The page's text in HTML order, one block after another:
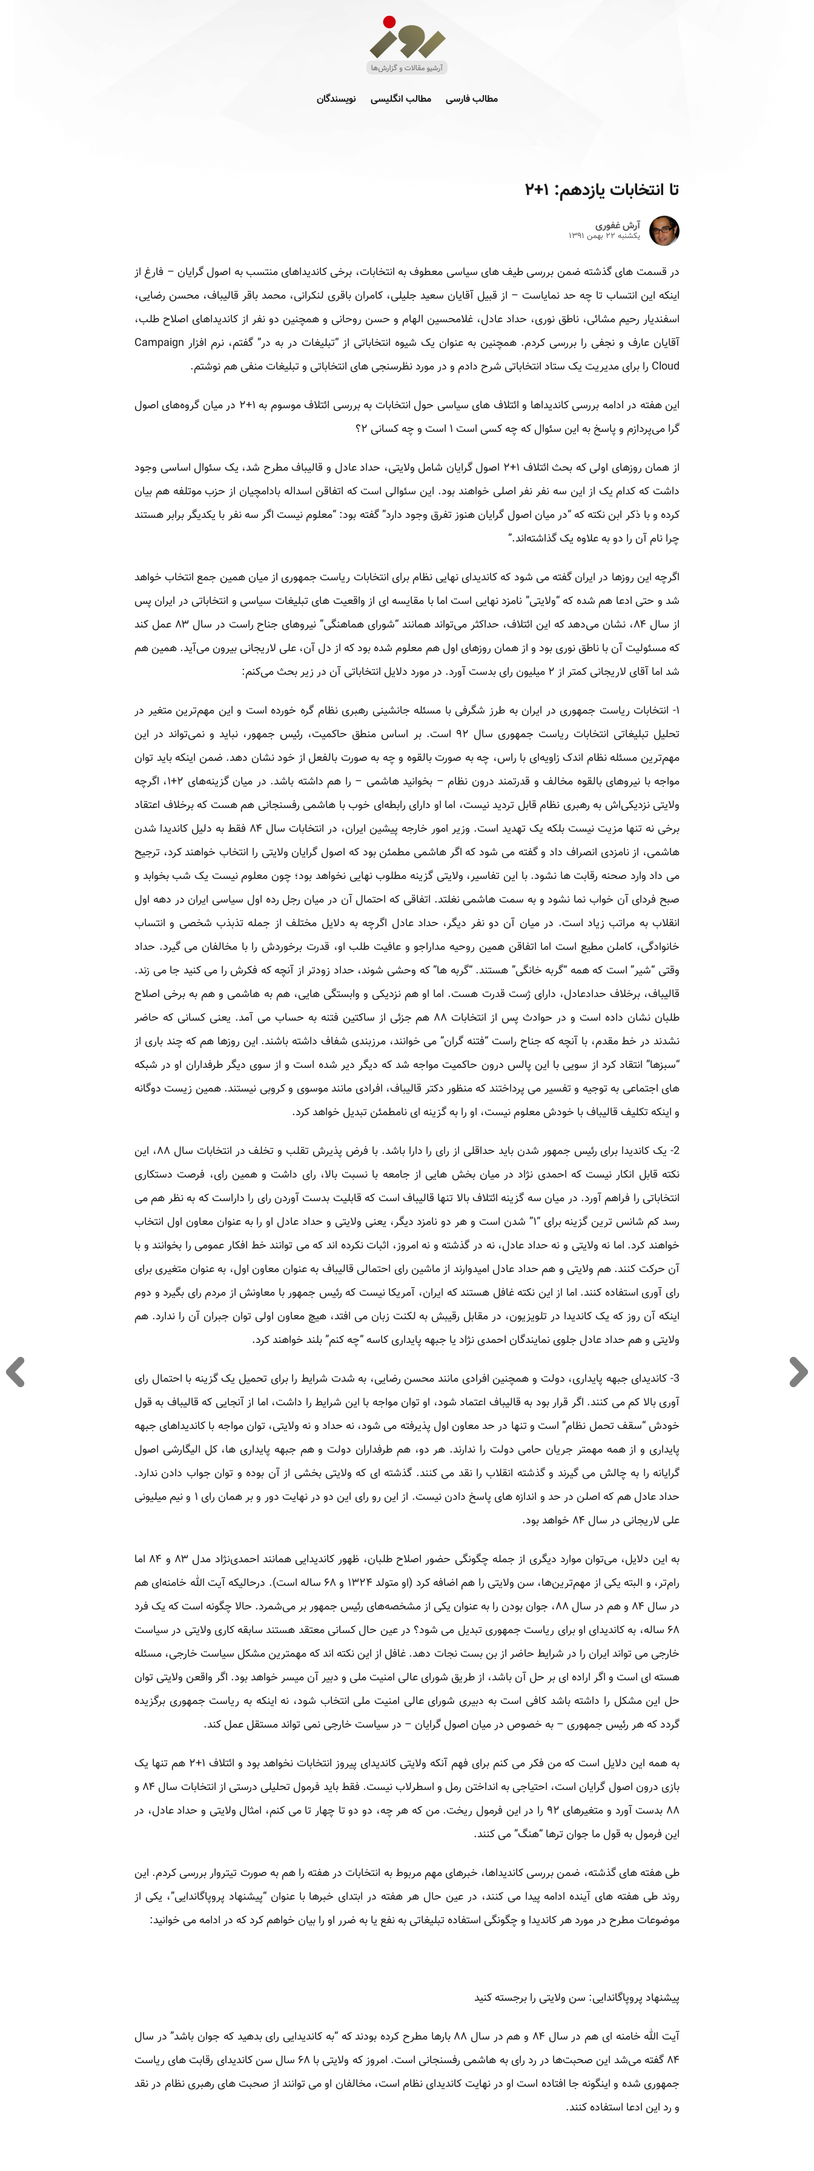
مطالب فارسی مطالب انگلیسی نویسندگان
تا انتخابات یازدهم: ۱+۲
آرش غفوری
یکشنبه ۲۲ بهمن ۱۳۹۱
در قسمت های گذشته ضمن بررسی طیف های سیاسی معطوف به انتخابات، برخی کاندیداهای منتسب به اصول گرایان – فارغ از
اینکه این انتساب تا چه حد نمایاست – از قبیل آقایان سعید جلیلی، کامران باقری لنکرانی، محمد باقر قالیباف، محسن رضایی،
اسفندیار رحیم مشائی، ناطق نوری، حداد عادل، غلامحسین الهام و حسن روحانی و همچنین دو نفر از کاندیداهای اصلاح طلب،
آقایان عارف و نجفی را بررسی کردم. همچنین به عنوان یک شیوه انتخاباتی از “تبلیغات در به در” گفتم، نرم افزار Campaign
Cloud را برای مدیریت یک ستاد انتخاباتی شرح دادم و در مورد نظرسنجی های انتخاباتی و تبلیغات منفی هم نوشتم.
این هفته در ادامه بررسی کاندیداها و ائتلاف های سیاسی حول انتخابات به بررسی ائتلاف موسوم به ۱+۲ در میان گروه‌های اصول
گرا می‌پردازم و پاسخ به این سئوال که چه کسی است ۱ است و چه کسانی ۲؟
از همان روزهای اولی که بحث ائتلاف ۱+۲ اصول گرایان شامل ولایتی، حداد عادل و قالیباف مطرح شد، یک سئوال اساسی وجود
داشت که کدام یک از این سه نفر نفر اصلی خواهند بود. این سئوالی است که اتفاقن اسداله بادامچیان از حزب موتلفه هم بیان
کرده و با ذکر ابن نکته که “در میان اصول گرایان هنوز تفرق وجود دارد” گفته بود: “معلوم نیست اگر سه نفر با یکدیگر برابر هستند
چرا نام آن را دو به علاوه یک گذاشته‌اند.”
اگرچه این روزها در ایران گفته می شود که کاندیدای نهایی نظام برای انتخابات ریاست جمهوری از میان همین جمع انتخاب خواهد
شد و حتی ادعا هم شده که “ولایتی” نامزد نهایی است اما با مقایسه ای از واقعیت های تبلیغات سیاسی و انتخاباتی در ایران پس
از سال ۸۴، نشان می‌دهد که این ائتلاف، حداکثر می‌تواند همانند “شورای هماهنگی” نیروهای جناح راست در سال ۸۳ عمل کند
که مسئولیت آن با ناطق نوری بود و از‌‌ همان روزهای اول هم معلوم شده بود که از دل آن، علی لاریجانی بیرون می‌آید. همین هم
شد اما آقای لاریجانی کمتر از ۲ میلیون رای بدست آورد. در مورد دلایل انتخاباتی آن در زیر بحث می‌کنم:
۱- انتخابات ریاست جمهوری در ایران به طرز شگرفی با مسئله جانشینی رهبری نظام گره خورده است و این مهم‌ترین متغیر در
تحلیل تبلیغاتی انتخابات ریاست جمهوری سال ۹۲ است. بر اساس منطق حاکمیت، رئیس جمهور، نباید و نمی‌تواند در این
مهم‌ترین مسئله نظام اندک زاویه‌ای با راس، چه به صورت بالقوه و چه به صورت بالفعل از خود نشان دهد. ضمن اینکه باید توان
مواجه با نیروهای بالقوه مخالف و قدرتمند درون نظام – بخوانید هاشمی – را هم داشته باشد. در میان گزینه‌های ۲+۱، اگرچه
ولایتی نزدیکی‌اش به رهبری نظام قابل تردید نیست، اما او دارای رابطه‌ای خوب با هاشمی رفسنجانی هم هست که برخلاف اعتقاد
برخی نه تنها مزیت نیست بلکه یک تهدید است. وزیر امور خارجه پیشین ایران، در انتخابات سال ۸۴ فقط به دلیل کاندیدا شدن
هاشمی، از نامزدی انصراف داد و گفته می شود که اگر هاشمی مطمئن بود که اصول گرایان ولایتی را انتخاب خواهند کرد، ترجیح
می داد وارد صحنه رقابت ها نشود. با این تفاسیر، ولایتی گزینه مطلوب نهایی نخواهد بود؛ چون معلوم نیست یک شب بخوابد و
صبح فردای آن خواب نما نشود و به سمت هاشمی نغلتد. اتفاقی که احتمال آن در میان رجل رده اول سیاسی ایران در دهه اول
انقلاب به مراتب زیاد است. در میان آن دو نفر دیگر، حداد عادل اگرچه به دلایل مختلف از جمله تذبذب شخصی و انتساب
خانوادگی، کاملن مطیع است اما اتفاقن همین روحیه مداراجو و عافیت طلب او، قدرت برخوردش را با مخالفان می گیرد. حداد
وقتی “شیر” است که همه “گربه خانگی” هستند. “گربه ها” که وحشی شوند، حداد زودتر از آنچه که فکرش را می کنید جا می زند.
قالیباف، برخلاف حدادعادل، دارای ژست قدرت هست. اما او هم نزدیکی و وابستگی هایی، هم به هاشمی و هم به برخی اصلاح
طلبان نشان داده است و در حوادث پس از انتخابات ۸۸ هم جزئی از ساکتین فتنه به حساب می آمد. یعنی کسانی که حاضر
نشدند در خط مقدم، با آنچه که جناح راست “فتنه گران” می خوانند، مرزبندی شفاف داشته باشند. این روزها هم که چند باری از
“سبزها” انتقاد کرد از سویی با این پالس درون حاکمیت مواجه شد که دیگر دیر شده است و از سوی دیگر طرفداران او در شبکه
های اجتماعی به توجیه و تفسیر می پرداختند که منظور دکتر قالیباف، افرادی مانند موسوی و کروبی نیستند. همین زیست دوگانه
و اینکه تکلیف قالیباف با خودش معلوم نیست، او را به گزینه ای نامطمئن تبدیل خواهد کرد.
2- یک کاندیدا برای رئیس جمهور شدن باید حداقلی از رای را دارا باشد. با فرض پذیرش تقلب و تخلف در انتخابات سال ۸۸، این
نکته قابل انکار نیست که احمدی نژاد در میان بخش هایی از جامعه با نسبت بالا، رای داشت و همین رای، فرصت دستکاری
انتخاباتی را فراهم آورد. در میان سه گزینه ائتلاف بالا تنها قالیباف است که قابلیت بدست آوردن رای را داراست که به نظر هم می
رسد کم شانس ترین گزینه برای “۱” شدن است و هر دو نامزد دیگر، یعنی ولایتی و حداد عادل او را به عنوان معاون اول انتخاب
خواهند کرد. اما نه ولایتی و نه حداد عادل، نه در گذشته و نه امروز، اثبات نکرده اند که می توانند خط افکار عمومی را بخوانند و با
آن حرکت کنند. هم ولایتی و هم حداد عادل امیدوارند از ماشین رای احتمالی قالیباف به عنوان معاون اول، به عنوان متغیری برای
رای آوری استفاده کنند. اما از این نکته غافل هستند که ایران، آمریکا نیست که رئیس جمهور با معاونش از مردم رای بگیرد و دوم
اینکه آن روز که یک کاندیدا در تلویزیون، در مقابل رقیبش به لکنت زبان می افتد، هیچ معاون اولی توان جبران آن را ندارد. هم
ولایتی و هم حداد عادل جلوی نمایندگان احمدی نژاد یا جبهه پایداری کاسه “چه کنم” بلند خواهند کرد.
3- کاندیدای جبهه پایداری، دولت و همچنین افرادی مانند محسن رضایی، به شدت شرایط را برای تحمیل یک گزینه با احتمال رای
آوری بالا کم می کنند. اگر قرار بود به قالیباف اعتماد شود، او توان مواجه با این شرایط را داشت، اما از آنجایی که قالیباف به قول
خودش “سقف تحمل نظام” است و تنها در حد معاون اول پذیرفته می شود، نه حداد و نه ولایتی، توان مواجه با کاندیداهای جبهه
پایداری و از همه مهمتر جریان حامی دولت را ندارند. هر دو، هم طرفداران دولت و هم جبهه پایداری ها، کل الیگارشی اصول
گرایانه را به چالش می گیرند و گذشته انقلاب را نقد می کنند. گذشته ای که ولایتی بخشی از آن بوده و توان جواب دادن ندارد.
حداد عادل هم که اصلن در حد و اندازه های پاسخ دادن نیست. از این رو رای این دو در نهایت دور و بر همان رای ۱ و نیم میلیونی
علی لاریجانی در سال ۸۴ خواهد بود.
به این دلایل، می‌توان موارد دیگری از جمله چگونگی حضور اصلاح طلبان، ظهور کاندیدایی همانند احمدی‌نژاد مدل ۸۳ و ۸۴ اما
رام‌تر، و البته یکی از مهم‌ترین‌ها، سن ولایتی را هم اضافه کرد (او متولد ۱۳۲۴ و ۶۸ ساله است). درحالیکه آیت الله خامنه‌ای هم
در سال ۸۴ و هم در سال ۸۸، جوان بودن را به عنوان یکی از مشخصه‌های رئیس جمهور بر می‌شمرد. حالا چگونه است که یک فرد
۶۸ ساله، به کاندیدای او برای ریاست جمهوری تبدیل می شود؟ در عین حال کسانی معتقد هستند سابقه کاری ولایتی در سیاست
خارجی می تواند ایران را در شرایط حاضر از بن بست نجات دهد. غافل از این نکته اند که مهمترین مشکل سیاست خارجی، مسئله
هسته ای است و اگر اراده ای بر حل آن باشد، از طریق شورای عالی امنیت ملی و دبیر آن میسر خواهد بود. اگر واقعن ولایتی توان
حل این مشکل را داشته باشد کافی است به دبیری شورای عالی امنیت ملی انتخاب شود، نه اینکه به ریاست جمهوری برگزیده
گردد که هر رئیس جمهوری – به خصوص در میان اصول گرایان – در سیاست خارجی نمی تواند مستقل عمل کند.
به همه این دلایل است که من فکر می کنم برای فهم آنکه ولایتی کاندیدای پیروز انتخابات نخواهد بود و ائتلاف ۱+۲ هم تنها یک
بازی درون اصول گرایان است، احتیاجی به انداختن رمل و اسطرلاب نیست. فقط باید فرمول تحلیلی درستی از انتخابات سال ۸۴ و
۸۸ بدست آورد و متغیرهای ۹۲ را در این فرمول ریخت. من که هر چه، دو دو تا چهار تا می کنم، امثال ولایتی و حداد عادل، در
این فرمول به قول ما جوان ترها “هنگ” می کنند.
طی هفته های گذشته، ضمن بررسی کاندیداها، خبرهای مهم مربوط به انتخابات در هفته را هم به صورت تیتروار بررسی کردم. این
روند طی هفته های آینده ادامه پیدا می کنند، در عین حال هر هفته در ابتدای خبرها با عنوان “پیشنهاد پروپاگاندایی”، یکی از
موضوعات مطرح در مورد هر کاندیدا و چگونگی استفاده تبلیغاتی به نفع یا به ضرر او را بیان خواهم کرد که در ادامه می خوانید:
پیشنهاد پروپاگاندایی: سن ولایتی را برجسته کنید
آیت الله خامنه ای هم در سال ۸۴ و هم در سال ۸۸ بارها مطرح کرده بودند که “به کاندیدایی رای بدهید که جوان باشد” در سال
۸۴ گفته می‌شد این صحبت‌ها در رد رای به هاشمی رفسنجانی است. امروز که ولایتی با ۶۸ سال سن کاندیدای رقابت های ریاست
جمهوری شده و اینگونه جا افتاده است او در نهایت کاندیدای نظام است، مخالفان او می توانند از صحبت های رهبری نظام در نقد
و رد این ادعا استفاده کنند.